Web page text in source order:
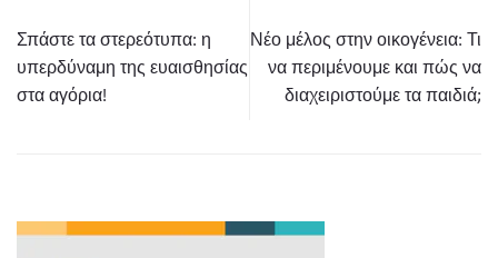
Σπάστε τα στερεότυπα: η
υπερδύναμη της ευαισθησίας
στα αγόρια!
Νέο μέλος στην οικογένεια: Τι
να περιμένουμε και πώς να
διαχειριστούμε τα παιδιά;